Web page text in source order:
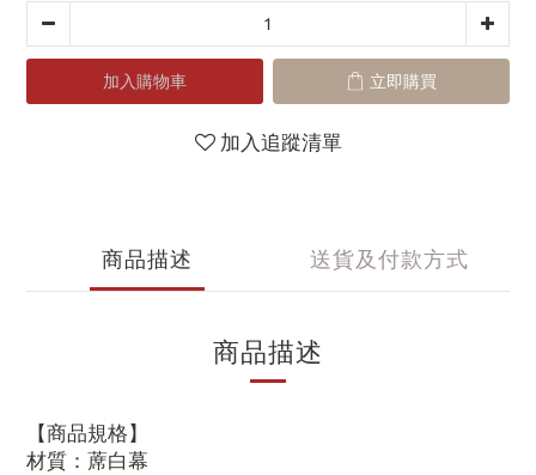
加入購物車 立即購買
加入追蹤清單
商品描述 送貨及付款方式
商品描述
【商品規格】
材質：蓆白幕